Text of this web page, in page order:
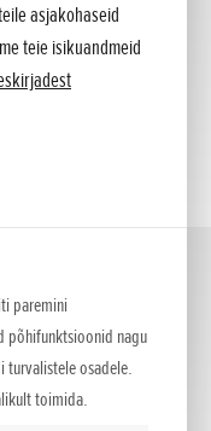
asjakohaseid
teie isikuandmeid
paremini
põhifunktsioonid nagu
turvalistele osadele.
toimida.